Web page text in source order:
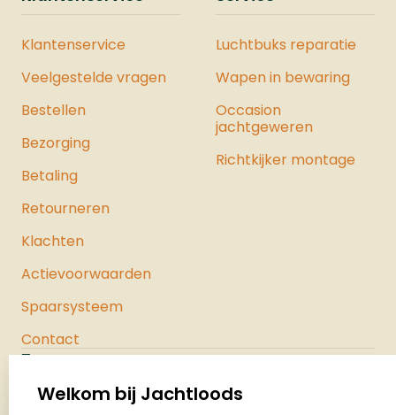
Klantenservice
Veelgestelde vragen
Bestellen
Bezorging
Betaling
Retourneren
Klachten
Actievoorwaarden
Spaarsysteem
Contact
Luchtbuks reparatie
Wapen in bewaring
Occasion
jachtgeweren
Richtkijker montage
Palenrij 1
Welkom bij Jachtloods